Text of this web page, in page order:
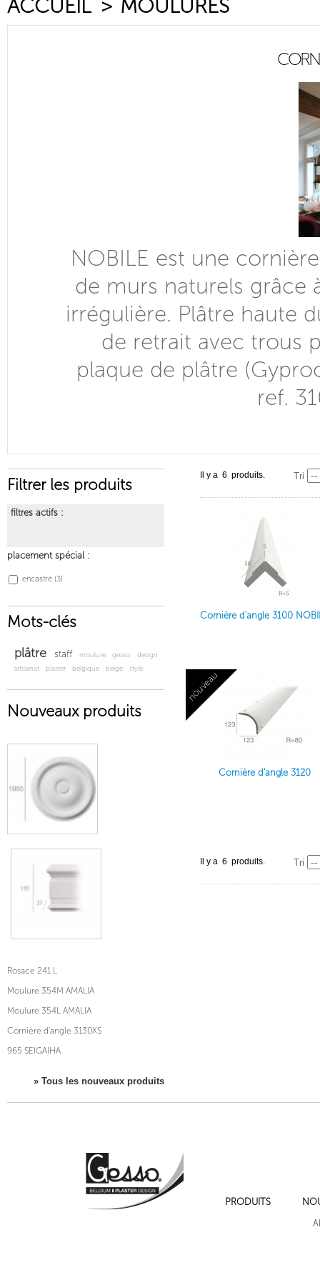
ACCUEIL > MOULURES
NOBILE est une
de murs naturels grâce
irrégulière. Plâtre haute
de retrait avec trous
plaque de plâtre
ref.
Filtrer les produits
filtres actifs :
placement spécial :
encastré (3)
Mots-clés
plâtre staff moulure gesso
design
artisanat
plaster belgique belge style
Nouveaux produits
Rosace 241 L
Moulure 354M AMALIA
Moulure 354L AMALIA
Cornière d'angle 3130XS
965 SEIGAIHA
» Tous les nouveaux produits
Il y a 6 produits. Tri
Cornière d'angle 3100
nouveau
Cornière d'angle 3120
Il y a 6 produits. Tri
PRODUITS